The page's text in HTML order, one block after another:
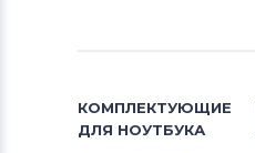
КОМПЛЕКТУЮЩИЕ
ДЛЯ НОУТБУКА